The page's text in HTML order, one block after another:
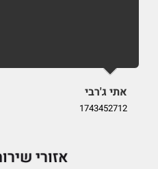
אתי ג'רבי
1743452712
אזורי